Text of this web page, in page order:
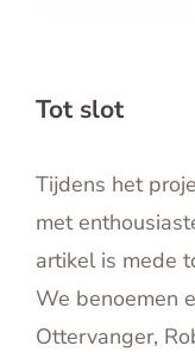
Tot slot
Tijdens het
met
artikel is mede
We benoemen
Ottervanger,